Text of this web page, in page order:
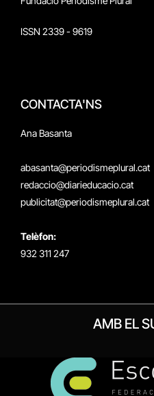
ISSN 2339 - 9619
CONTACTA'NS
Ana Basanta
abasanta@periodismeplural.cat
redaccio@diarieducacio.cat
publicitat@periodismeplural.cat
Telèfon:
932 311 247
AMB EL